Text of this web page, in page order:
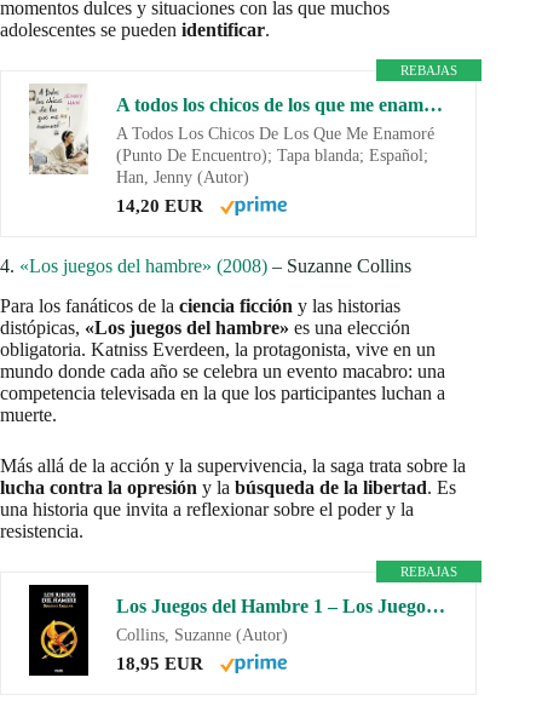
momentos dulces y situaciones con las que muchos
adolescentes se pueden identificar.
REBAJAS
A todos los chicos de los que me enamoré: 1 (Ficción)
A Todos Los Chicos De Los Que Me Enamoré
(Punto De Encuentro); Tapa blanda; Español;
Han, Jenny (Autor)
14,20 EUR
4. «Los juegos del hambre» (2008) – Suzanne Collins
Para los fanáticos de la ciencia ficción y las historias
distópicas, «Los juegos del hambre» es una elección
obligatoria. Katniss Everdeen, la protagonista, vive en un
mundo donde cada año se celebra un evento macabro: una
competencia televisada en la que los participantes luchan a
muerte.
Más allá de la acción y la supervivencia, la saga trata sobre la
lucha contra la opresión y la búsqueda de la libertad. Es
una historia que invita a reflexionar sobre el poder y la
resistencia.
REBAJAS
Los Juegos del Hambre 1 – Los Juegos del Hambre
Collins, Suzanne (Autor)
18,95 EUR